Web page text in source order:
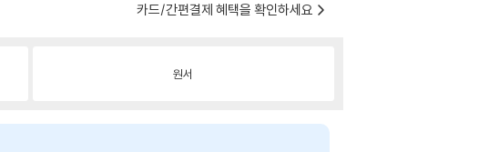
카드/간편결제 혜택을 확인하세요
원서